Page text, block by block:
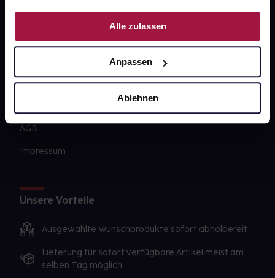
Nutzung der Dienste gesammelt haben.
Alle zulassen
Anpassen
Ablehnen
Barrierefreiheitserklärung
Sanitätshäuser
AGB
Impressum
Unsere Vorteile
Ausgewählte Wunschprodukte sofort abholbereit
Lieferung für sofort verfügbare Artikel meist am
selben Tag möglich